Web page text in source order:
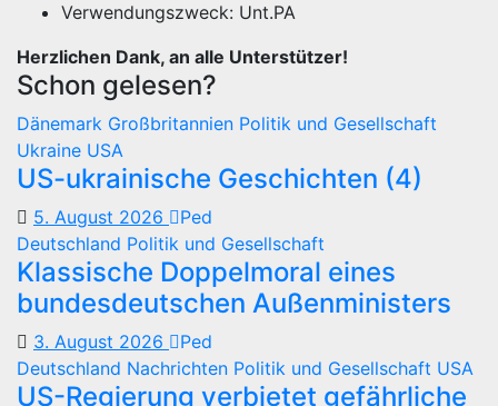
Verwendungszweck: Unt.PA
Herzlichen Dank, an alle Unterstützer!
Schon gelesen?
Dänemark Großbritannien Politik und Gesellschaft
Ukraine USA
US-ukrainische Geschichten (4)
5. August 2026
Ped
Deutschland Politik und Gesellschaft
Klassische Doppelmoral eines
bundesdeutschen Außenministers
3. August 2026
Ped
Deutschland Nachrichten Politik und Gesellschaft USA
US-Regierung verbietet gefährliche